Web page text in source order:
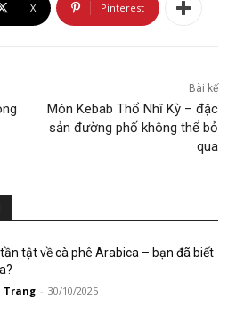
X Pinterest
Bài kế
Món Kebab Thổ Nhĩ Kỳ – đặc
sản đường phố không thể bỏ
qua
tật về cà phê Arabica – bạn đã biết
Trang - 30/10/2025